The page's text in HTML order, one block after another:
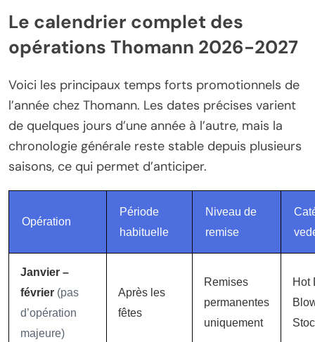
Le calendrier complet des
opérations Thomann 2026-2027
Voici les principaux temps forts promotionnels de
l’année chez Thomann. Les dates précises varient
de quelques jours d’une année à l’autre, mais la
chronologie générale reste stable depuis plusieurs
saisons, ce qui permet d’anticiper.
Opération
Période
habituelle
Niveau de
remise
Janvier –
février (pas
d’opération
majeure)
Après les
fêtes
Remises
permanentes
uniquement
Hot